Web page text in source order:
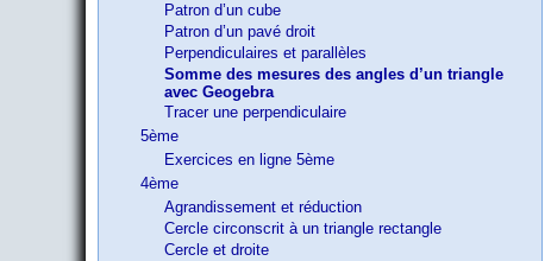
Patron d’un cube
Patron d’un pavé droit
Perpendiculaires et parallèles
Somme des mesures des angles d’un triangle
avec Geogebra
Tracer une perpendiculaire
5ème
Exercices en ligne 5ème
4ème
Agrandissement et réduction
Cercle circonscrit à un triangle rectangle
Cercle et droite